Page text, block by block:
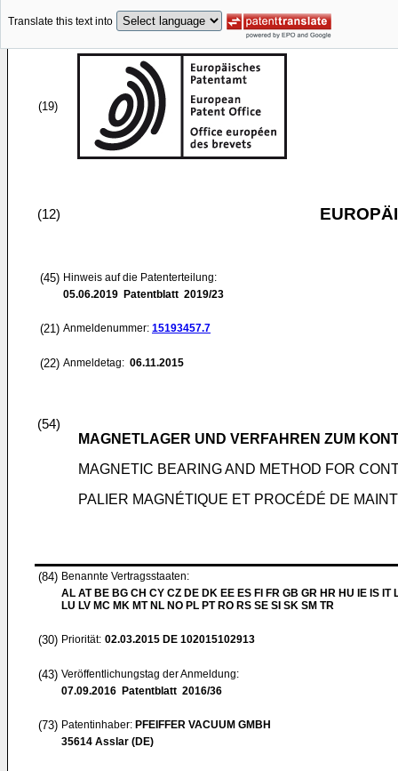
Translate this text into
(19)
(12)
(45) Hinweis auf die Patenterteilung:
05.06.2019 Patentblatt 2019/23
(21) Anmeldenummer: 15193457.7
(22) Anmeldetag: 06.11.2015
(54)
MAGNETLAGER UND VERFAHREN ZUM
MAGNETIC BEARING AND METHOD FOR
PALIER MAGNÉTIQUE ET PROCÉDÉ DE
(84) Benannte Vertragsstaaten:
AL AT BE BG CH CY CZ DE DK EE ES FI FR GB GR HR HU IE IS IT
LU LV MC MK MT NL NO PL PT RO RS SE SI SK SM TR
(30) Priorität: 02.03.2015 DE 102015102913
(43) Veröffentlichungstag der Anmeldung:
07.09.2016 Patentblatt 2016/36
(73) Patentinhaber: PFEIFFER VACUUM GMBH
35614 Asslar (DE)